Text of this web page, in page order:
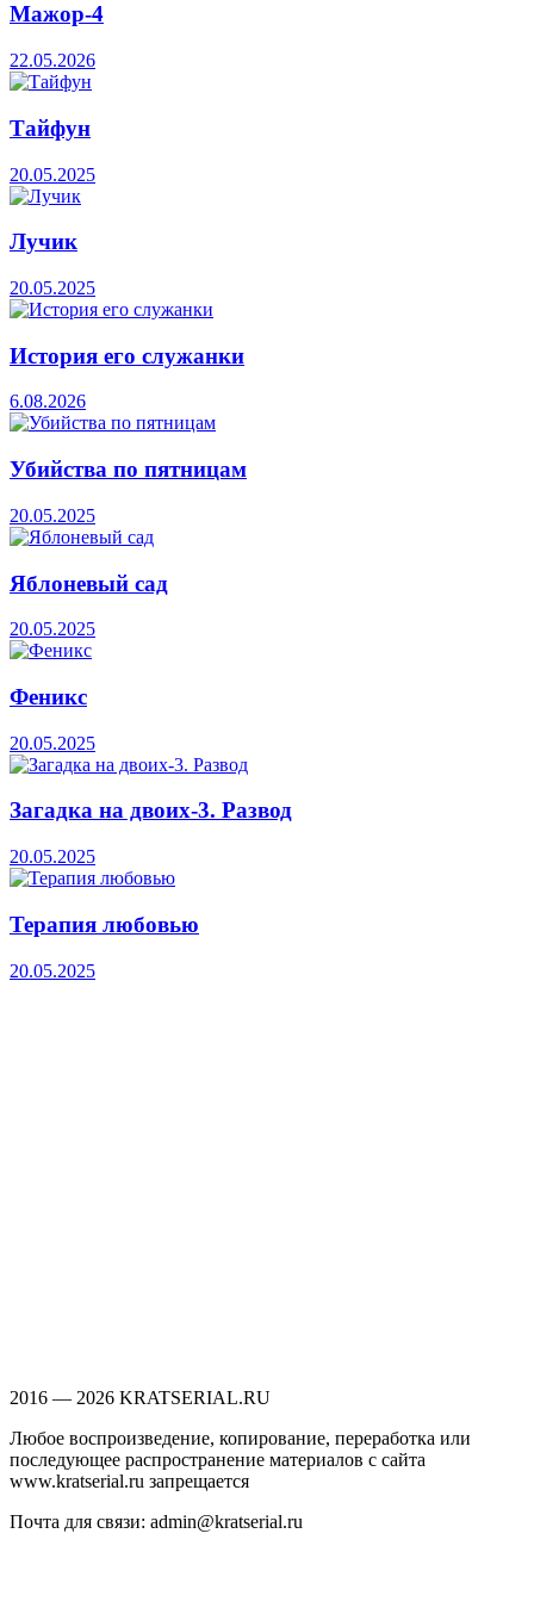
Мажор-4
22.05.2026
Тайфун
20.05.2025
Лучик
20.05.2025
История его служанки
6.08.2026
Убийства по пятницам
20.05.2025
Яблоневый сад
20.05.2025
Феникс
20.05.2025
Загадка на двоих-3. Развод
20.05.2025
Терапия любовью
20.05.2025
2016 — 2026 KRATSERIAL.RU
Любое воспроизведение, копирование, переработка или
последующее распространение материалов с сайта
www.kratserial.ru запрещается
Почта для связи: admin@kratserial.ru